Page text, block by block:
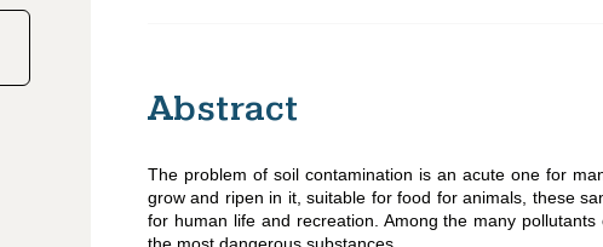
Abstract
The problem of soil contamination is an acute one for
grow and ripen in it, suitable for food for animals, these
for human life and recreation. Among the many